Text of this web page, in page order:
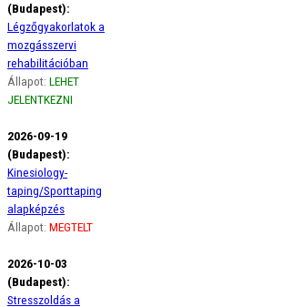
(Budapest):
Légzőgyakorlatok a
mozgásszervi
rehabilitációban
Állapot: LEHET
JELENTKEZNI
2026-09-19
(Budapest):
Kinesiology-
taping/Sporttaping
alapképzés
Állapot: MEGTELT
2026-10-03
(Budapest):
Stresszoldás a